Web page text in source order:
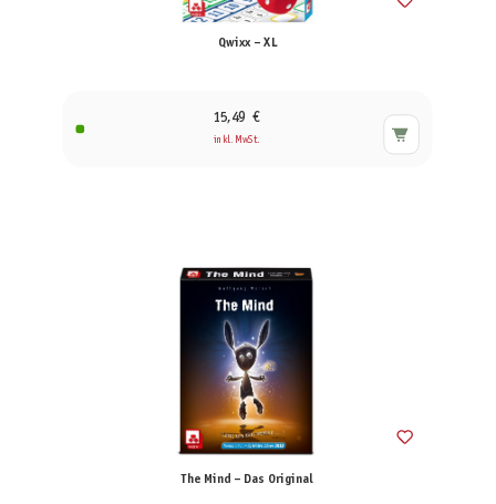
Qwixx – XL
15,49 €
inkl. MwSt.
The Mind – Das Original